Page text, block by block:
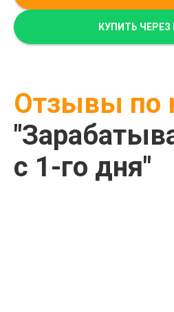
КУПИТЬ ЧЕРЕЗ
Отзывы по
с 1-го дня"